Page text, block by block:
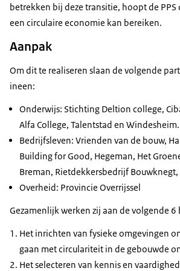
betrekken bij deze transitie, hoopt de
een circulaire economie kan bereiken.
Aanpak
Om dit te realiseren slaan de volgende
ineen:
Onderwijs: Stichting Deltion college,
Alfa College, Talentstad en Windesheim.
Bedrijfsleven: Vrienden van de bouw,
Building for Good, Hegeman, Het
Breman, Rietdekkersbedrijf
Overheid: Provincie Overrijssel
Gezamenlijk werken zij aan de volgende 6
Het inrichten van fysieke omgevingen
gaan met circulariteit in de gebouwde
Het selecteren van kennis en